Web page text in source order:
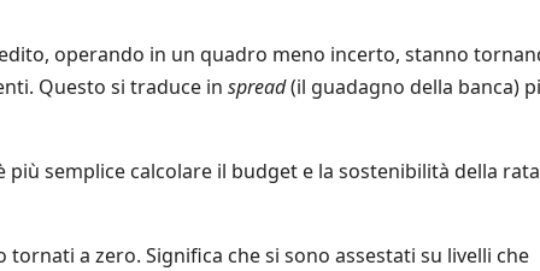
operando in un quadro meno incerto, stanno
Questo si traduce in spread(il guadagno della banca)
più semplice calcolare il budget e la sostenibilità della rata
tornati a zero. Significa che si sono assestati su livelli che